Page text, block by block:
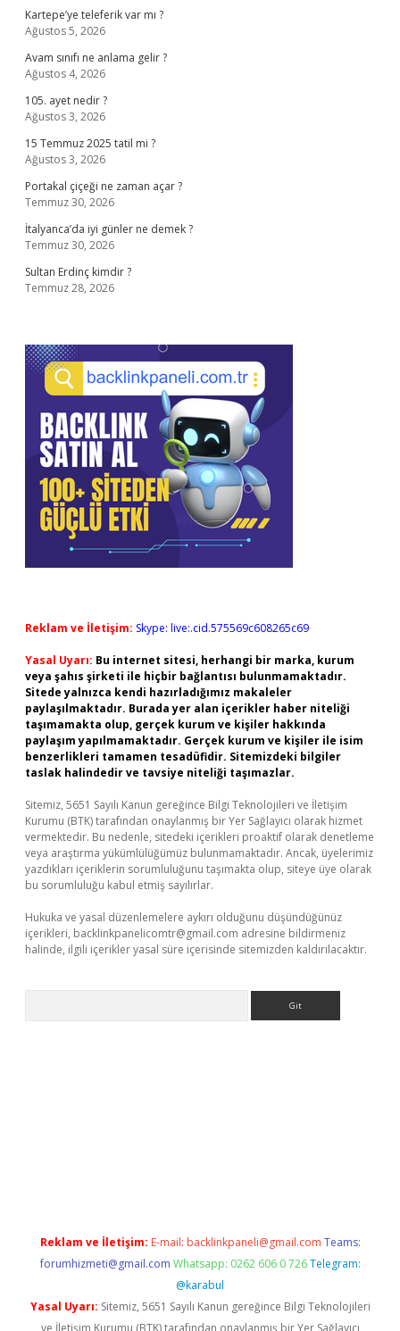
Kartepe’ye teleferik var mı ?
Ağustos 5, 2026
Avam sınıfı ne anlama gelir ?
Ağustos 4, 2026
105. ayet nedir ?
Ağustos 3, 2026
15 Temmuz 2025 tatil mi ?
Ağustos 3, 2026
Portakal çiçeği ne zaman açar ?
Temmuz 30, 2026
İtalyanca’da iyi günler ne demek ?
Temmuz 30, 2026
Sultan Erdinç kimdir ?
Temmuz 28, 2026
Reklam ve İletişim: Skype: live:.cid.575569c608265c69
Yasal Uyarı: Bu internet sitesi, herhangi bir marka, kurum
veya şahıs şirketi ile hiçbir bağlantısı bulunmamaktadır.
Sitede yalnızca kendi hazırladığımız makaleler
paylaşılmaktadır. Burada yer alan içerikler haber niteliği
taşımamakta olup, gerçek kurum ve kişiler hakkında
paylaşım yapılmamaktadır. Gerçek kurum ve kişiler ile isim
benzerlikleri tamamen tesadüfidir. Sitemizdeki bilgiler
taslak halindedir ve tavsiye niteliği taşımazlar.
Sitemiz, 5651 Sayılı Kanun gereğince Bilgi Teknolojileri ve İletişim
Kurumu (BTK) tarafından onaylanmış bir Yer Sağlayıcı olarak hizmet
vermektedir. Bu nedenle, sitedeki içerikleri proaktif olarak denetleme
veya araştırma yükümlülüğümüz bulunmamaktadır. Ancak, üyelerimiz
yazdıkları içeriklerin sorumluluğunu taşımakta olup, siteye üye olarak
bu sorumluluğu kabul etmiş sayılırlar.
Hukuka ve yasal düzenlemelere aykırı olduğunu düşündüğünüz
içerikleri, backlinkpanelicomtr@gmail.com adresine bildirmeniz
halinde, ilgili içerikler yasal süre içerisinde sitemizden kaldırılacaktır.
Reklam ve İletişim: E-mail: backlinkpaneli@gmail.com Teams:
forumhizmeti@gmail.com Whatsapp: 0262 606 0 726 Telegram:
@karabul
Yasal Uyarı: Sitemiz, 5651 Sayılı Kanun gereğince Bilgi Teknolojileri
ve İletişim Kurumu (BTK) tarafından onaylanmış bir Yer Sağlayıcı